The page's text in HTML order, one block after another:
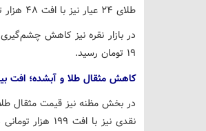
طلای ۲۴ عیار نیز با افت ۴۸ هزار تومانی در عدد ۹ میلیون و ۴۹۲ هزار تومان قرار گرفت.
۱۹ تومان رسید.
کاهش مثقال طلا و آبشده؛ افت بیش از ۲۰۰